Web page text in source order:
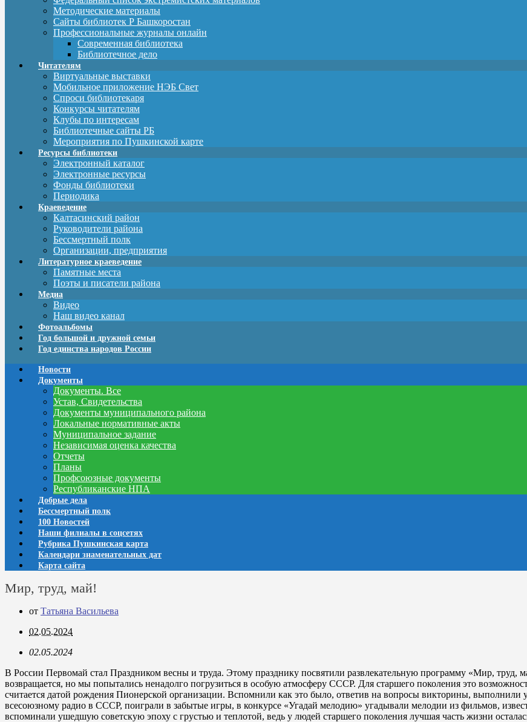
Методические материалы
Сайты библиотек Р Башкоростан
Профессиональные журналы онлайн
Современная библиотека
Библиотечное дело
Читателям
Виртуальные выставки
Мобильное приложение НЭБ Свет
Спроси библиотекаря
Конкурсы читателям
Клубы по интересам
Библиотечные сайты РБ
Мероприятия по Пушкинской карте
Ресурсы библиотеки
Электронный каталог
Электронные ресурсы
Фонды библиотеки
Периодика
Краеведение
Калтасинский район
Руководители района
Бессмертный полк
Организации, предприятия
Литературное краеведение
Памятные места
Поэты и писатели района
Медиа
Видео
Наш видео канал
Фотоальбомы
Год большой и дружной семьи
Год единства народов России
Новости
Документы
Документы. Все
Устав, Свидетельства
Документы муниципального района
Локальные нормативные акты
Муниципальное задание
Независимая оценка качества
Отчеты
Планы
Профсоюзные документы
Республиканские НПА
Добрые дела
Бессмертный полк
100 Новостей
Наши филиалы в соцсетях
Рубрика Пушкинская карта
Календари знаменательных дат
Карта сайта
Мир, труд, май!
от Татьяна Васильева
02.05.2024
02.05.2024
В России Первомай стал Праздником весны и труда. Этому празднику посвятили развлекательную программу «Мир, труд,
возвращается, но мы попытались ненадолго погрузиться в особую атмосферу СССР. Для старшего поколения это
считается датой рождения Пионерской организации. Вспомнили как это было, ответив на вопросы викторины, выполнили
всесоюзному радио в СССР, поиграли в забытые игры, в конкурсе «Угадай мелодию» угадывали мелодии из фильмов,
вспоминали ушедшую советскую эпоху с грустью и теплотой, ведь у людей старшего поколения лучшая часть жизни